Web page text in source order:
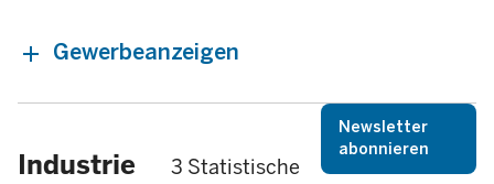
Gewerbeanzeigen
Industrie
3 Statistische
Newsletter
abonnieren